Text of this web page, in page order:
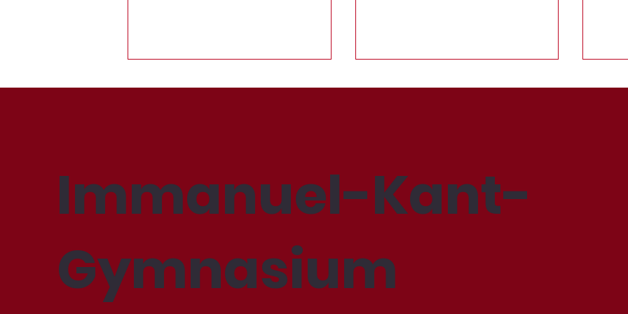
Learn to love your school
more
ALN - Aktive Lernzeit am
Nachmittag
Immanuel-Kant-
Gymnasium